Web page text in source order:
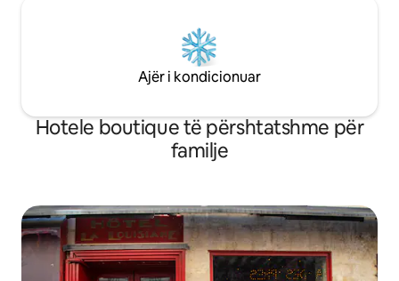
përshtatshme për pushuesit në kërkim
të një pushimi romantik dhe udhëtarët e
biznesit që kërkojnë rehati. Televizori 40
inç dhe kanalet e tij turistike do të të
Ajër i kondicionuar
Hotele boutique të përshtatshme për
familje